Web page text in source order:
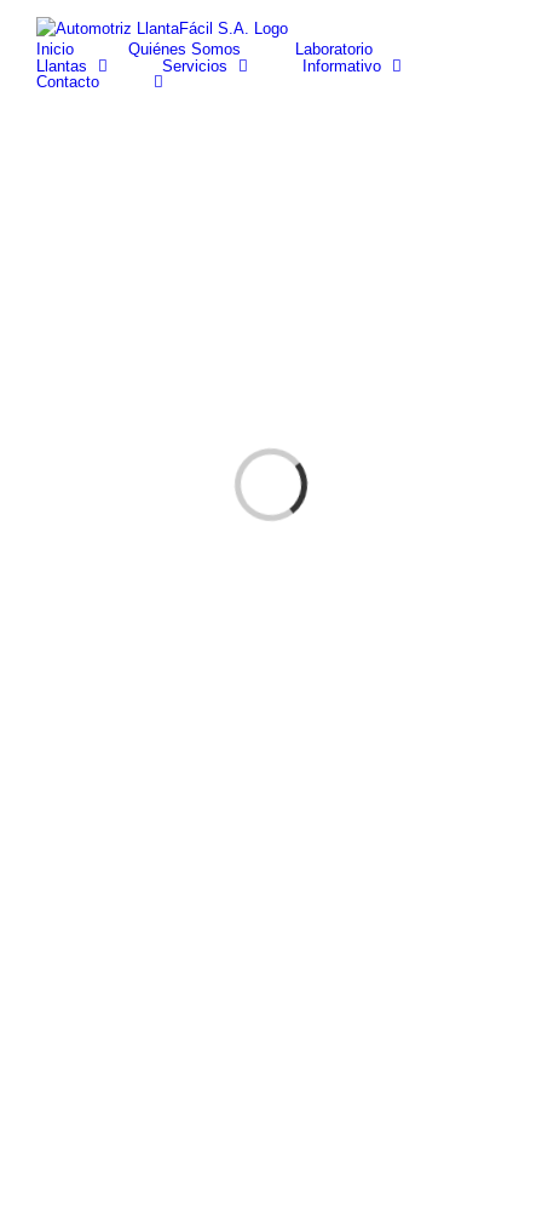
content
facebook
youtube
Inicio
Quiénes Somos
Laboratorio
Llantas
Servicios
Informativo
Contacto
Cargando...